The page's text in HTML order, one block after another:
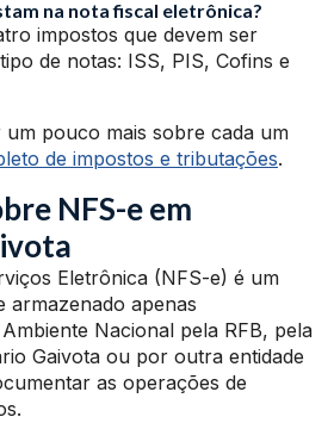
na nota fiscal eletrônica?
impostos que devem ser
de notas: ISS, PIS, Cofins e
pouco mais sobre cada um
de impostos e tributações.
NFS-e em
Eletrônica (NFS-e) é um
armazenado apenas
Nacional pela RFB, pela
Gaivota ou por outra entidade
as operações de